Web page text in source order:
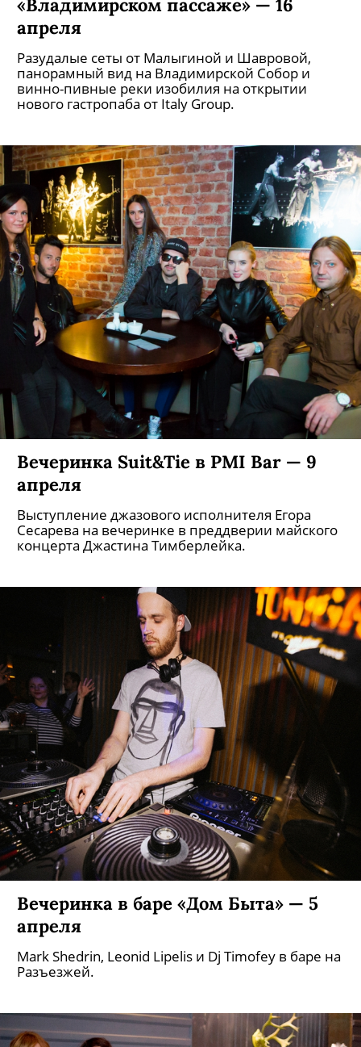
апреля
Разудалые сеты от Малыгиной и Шавровой,
панорамный вид на Владимирской Собор и
винно-пивные реки изобилия на открытии
нового гастропаба от Italy Group.
Вечеринка Suit&Tie в PMI Bar — 9
апреля
Выступление джазового исполнителя Егора
Сесарева на вечеринке в преддверии майского
концерта Джастина Тимберлейка.
Вечеринка в баре «Дом Быта» — 5
апреля
Mark Shedrin, Leonid Lipelis и Dj Timofey в баре на
Разъезжей.